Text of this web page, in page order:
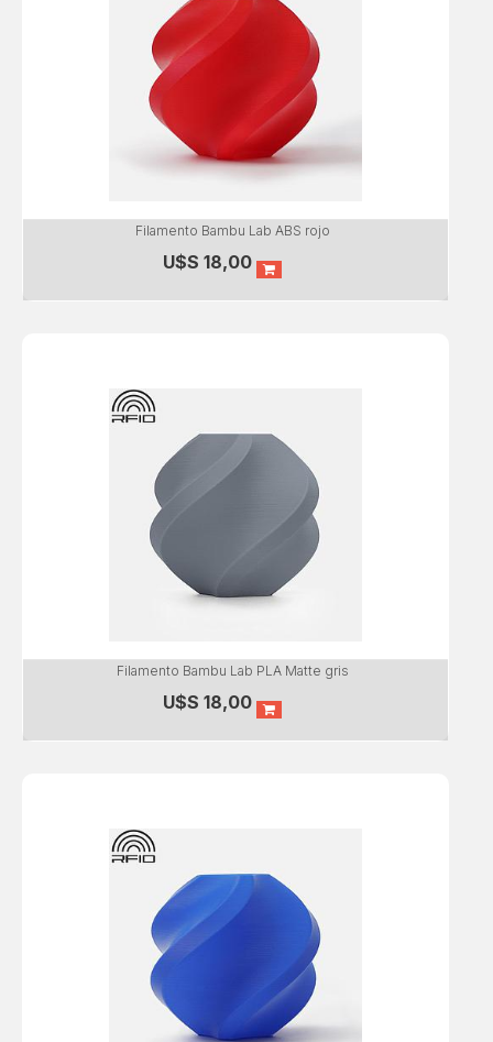
Filamento Bambu Lab ABS rojo
U$S18,00
Filamento Bambu Lab PLA Matte gris
U$S18,00